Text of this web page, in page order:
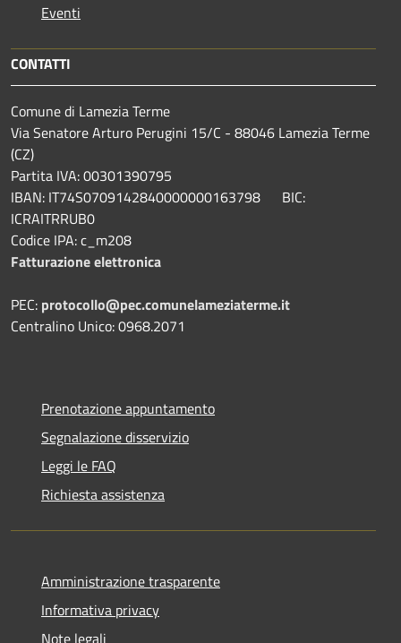
Eventi
CONTATTI
Comune di Lamezia Terme
Via Senatore Arturo Perugini 15/C - 88046 Lamezia Terme
(CZ)
Partita IVA: 00301390795
IBAN: IT74S0709142840000000163798 BIC:
ICRAITRRUB0
Codice IPA: c_m208
Fatturazione elettronica
PEC: protocollo@pec.comunelameziaterme.it
Centralino Unico: 0968.2071
Prenotazione appuntamento
Segnalazione disservizio
Leggi le FAQ
Richiesta assistenza
Amministrazione trasparente
Informativa privacy
Note legali